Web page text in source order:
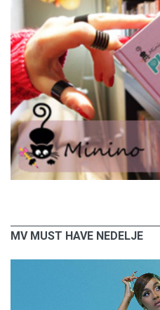
MV MUST HAVE NEDELJE